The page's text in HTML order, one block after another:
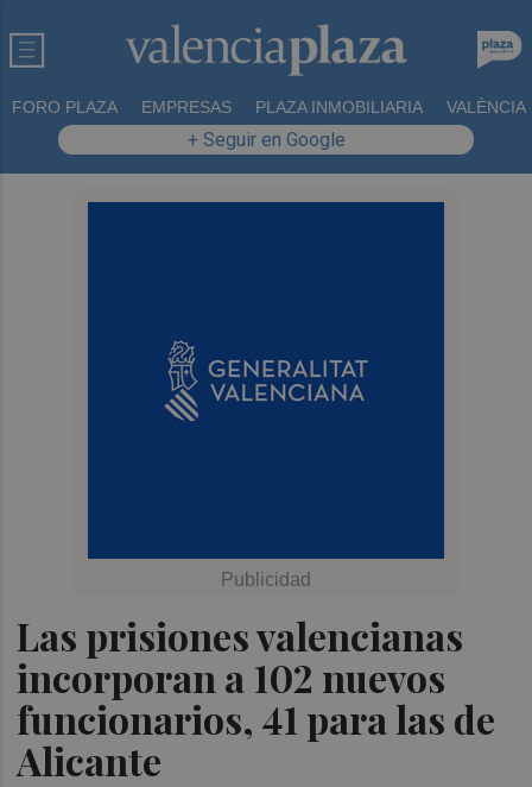
FORO PLAZA EMPRESAS PLAZA INMOBILIARIA VALÈNCIA
+ Seguir en Google
Las prisiones valencianas
incorporan a 102 nuevos
funcionarios, 41 para las de
Alicante